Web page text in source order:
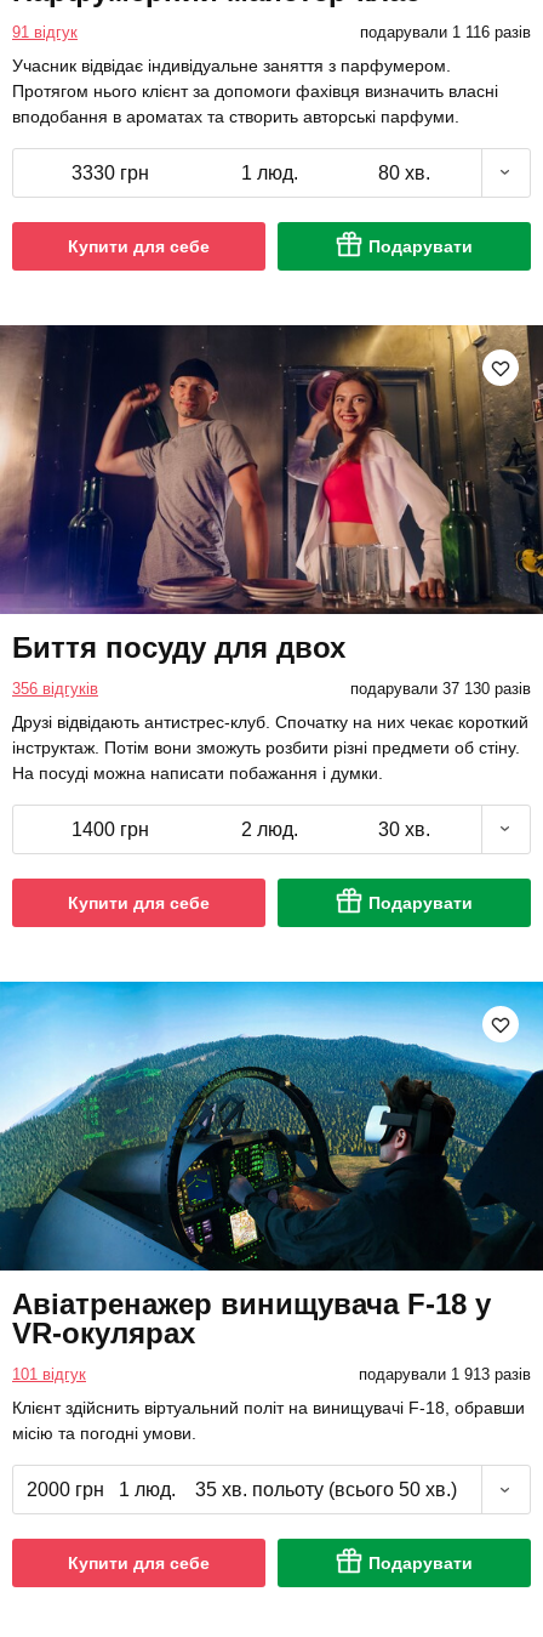
91 відгук подарували 1 116 разів
Учасник відвідає індивідуальне заняття з парфумером.
Протягом нього клієнт за допомоги фахівця визначить власні
вподобання в ароматах та створить авторські парфуми.
3330 грн 1 люд. 80 хв.
Купити для себе Подарувати
Биття посуду для двох
356 відгуків подарували 37 130 разів
Друзі відвідають антистрес-клуб. Спочатку на них чекає короткий
інструктаж. Потім вони зможуть розбити різні предмети об стіну.
На посуді можна написати побажання і думки.
1400 грн 2 люд. 30 хв.
Купити для себе Подарувати
Авіатренажер винищувача F-18 у
VR-окулярах
101 відгук подарували 1 913 разів
Клієнт здійснить віртуальний політ на винищувачі F-18, обравши
місію та погодні умови.
2000 грн 1 люд. 35 хв. польоту (всього 50 хв.)
Купити для себе Подарувати